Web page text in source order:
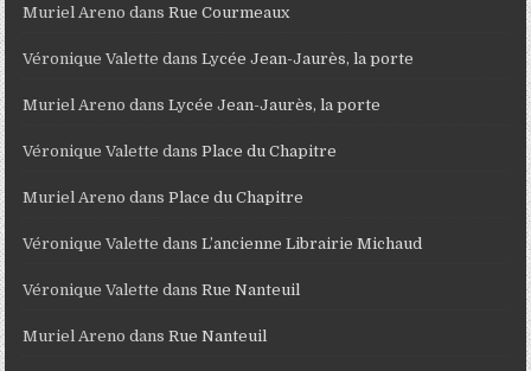
Muriel Areno dansRue Courmeaux
Véronique Valette dansLycée Jean-Jaurès, la porte
Muriel Areno dansLycée Jean-Jaurès, la porte
Véronique Valette dansPlace du Chapitre
Muriel Areno dansPlace du Chapitre
Véronique Valette dansL’ancienne Librairie Michaud
Véronique Valette dansRue Nanteuil
Muriel Areno dansRue Nanteuil